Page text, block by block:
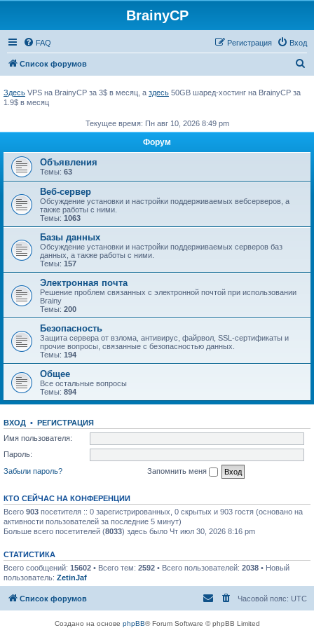
BrainyCP
FAQ Вход
Регистрация
Список форумов
к
Здесь VPS на BrainyCP за 3$ в месяц, а здесь 50GB шаред-хостинг на BrainyCP за
1.9$ в месяц
Текущее время: Пн авг 10, 2026 8:49 pm
Форум
Объявления
Темы: 63
Веб-сервер
Обсуждение установки и настройки поддерживаемых вебсерверов, а
также работы с ними.
Темы: 1063
Базы данных
Обсуждение установки и настройки поддерживаемых серверов баз
данных, а также работы с ними.
Темы: 157
Электронная почта
Решение проблем связанных с электронной почтой при использовании
Brainy
Темы: 200
Безопасность
Защита сервера от взлома, антивирус, файрвол, SSL-сертификаты и
прочие вопросы, связанные с безопасностью данных.
Темы: 194
Общее
Все остальные вопросы
Темы: 894
ВХОД • РЕГИСТРАЦИЯ
Имя пользователя:
Пароль:
Забыли пароль?
Запомнить меня
КТО СЕЙЧАС НА КОНФЕРЕНЦИИ
Всего 903 посетителя :: 0 зарегистрированных, 0 скрытых и 903 гостя (основано на
активности пользователей за последние 5 минут)
Больше всего посетителей (8033) здесь было Чт июл 30, 2026 8:16 pm
СТАТИСТИКА
Всего сообщений: 15602 • Всего тем: 2592 • Всего пользователей: 2038 • Новый
пользователь: ZetinJaf
Список форумов Часовой пояс: UTC
Создано на основе phpBB® Forum Software © phpBB Limited